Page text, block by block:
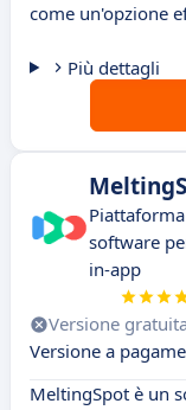
come un'opzione
Più dettagli
software
in-app
Versione
Versione a
MeltingSpot è un